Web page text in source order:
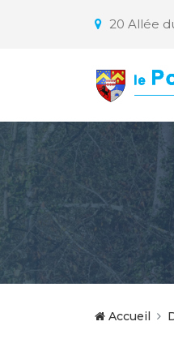
20 Allée
Accueil